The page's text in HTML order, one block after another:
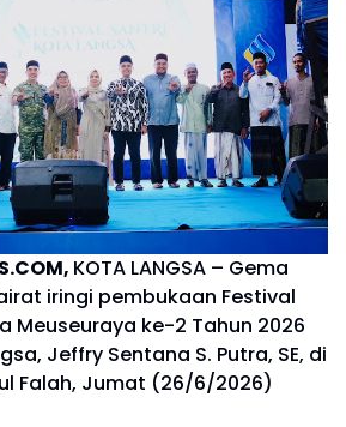
KOTA LANGSA – Gema
iringi pembukaan Festival
Meuseuraya ke-2 Tahun 2026
Jeffry Sentana S. Putra, SE, di
Falah, Jumat (26/6/2026)